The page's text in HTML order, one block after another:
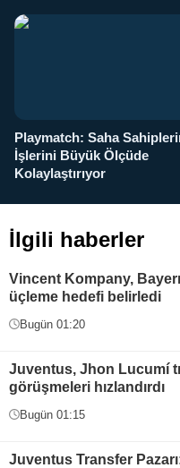
Playmatch: Saha
İşlerini Büyük Ölçüde
Kolaylaştırıyor
İlgili haberler
Vincent Kompany,
üçleme hedefi belirledi
Bugün 01:20
Juventus, Jhon Lucumí
görüşmeleri hızlandırdı
Bugün 01:15
Juventus Transfer